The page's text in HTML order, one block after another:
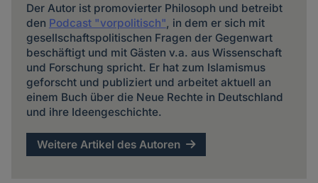
Der Autor ist promovierter Philosoph und betreibt
den Podcast "vorpolitisch" , in dem er sich mit
gesellschaftspolitischen Fragen der Gegenwart
beschäftigt und mit Gästen v.a. aus Wissenschaft
und Forschung spricht. Er hat zum Islamismus
geforscht und publiziert und arbeitet aktuell an
einem Buch über die Neue Rechte in Deutschland
und ihre Ideengeschichte.
Weitere Artikel des Autoren